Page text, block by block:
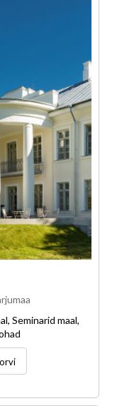
Seminarid maal,